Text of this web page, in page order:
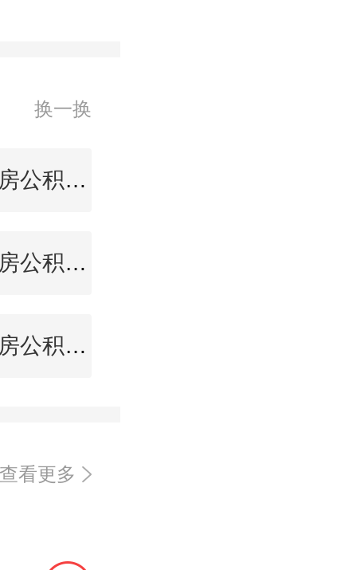
换一换
温州住房公积金查询
池州住房公积金查询
来宾住房公积金查询
查看更多